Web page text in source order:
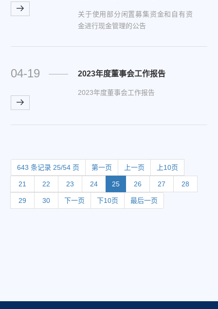
关于使用部分闲置募集资金和自有资
金进行现金管理的公告
04-19 2023年度董事会工作报告
2023年度董事会工作报告
643 条记录 25/54 页 第一页 上一页 上10页
21 22 23 24 25 26 27 28
29 30 下一页 下10页 最后一页